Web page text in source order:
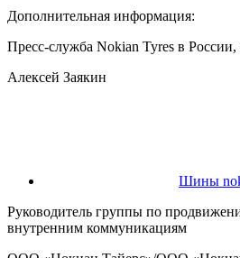
Дополнительная информация:
Пресс-служба Nokian Tyres в России,
Алексей Заякин
Шины
Руководитель группы по
внутренним коммуникациям